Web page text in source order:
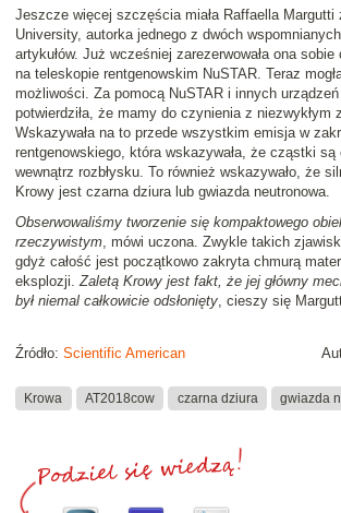
Jeszcze więcej szczęścia miała Raffaella Margutti
University, autorka jednego z dwóch
artykułów. Już wcześniej zarezerwowała ona
na teleskopie rentgenowskim NuSTAR. Teraz
możliwości. Za pomocą NuSTAR i innych urządzeń
potwierdziła, że mamy do czynienia z niezwykłym
Wskazywała na to przede wszystkim emisja w
rentgenowskiego, która wskazywała, że cząstki są
wewnątrz rozbłysku. To również wskazywało, że
Krowy jest czarna dziura lub gwiazda neutronowa.
Obserwowaliśmy tworzenie się kompaktowego
rzeczywistym, mówi uczona. Zwykle takich
gdyż całość jest początkowo zakryta chmurą
eksplozji.Zaletą Krowy jest fakt, że jej główny
był niemal całkowicie odsłonięty, cieszy się
Źródło: Scientific American
Krowa AT2018cow czarna dziura gwiazda